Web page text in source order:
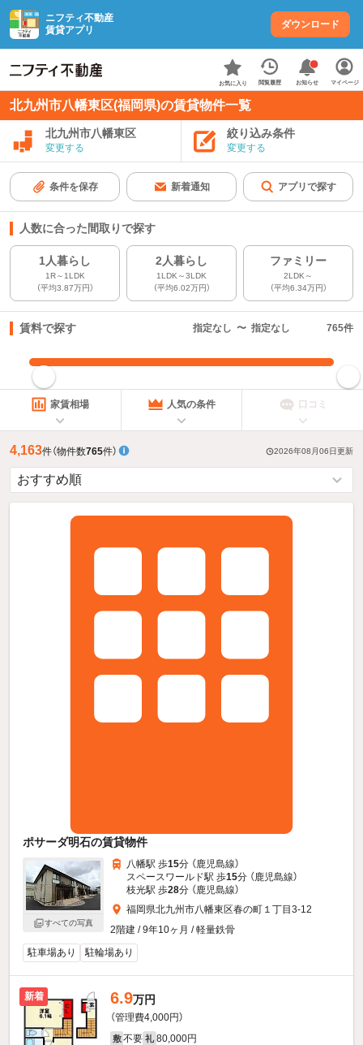
ニフティ不動産
賃貸アプリ
ダウンロード
お気に入り 閲覧履歴 お知らせ マイページ
北九州市八幡東区(福岡県)の賃貸物件一覧
北九州市八幡東区
変更する
絞り込み条件
変更する
条件を保存 新着通知 アプリで探す
人数に合った間取りで探す
1人暮らし
1R～1LDK
（平均3.87万円）
2人暮らし
1LDK～3LDK
（平均6.02万円）
ファミリー
2LDK～
（平均6.34万円）
賃料で探す 指定なし 〜 指定なし 765件
指定した賃料で絞り込む
家賃相場 人気の条件 口コミ
4,163件（物件数765件） 2026年08月06日更新
ポサーダ明石の賃貸物件
すべての写真
八幡駅 歩15分 （鹿児島線）
スペースワールド駅 歩15分 （鹿児島線）
枝光駅 歩28分 （鹿児島線）
福岡県北九州市八幡東区春の町１丁目3-12
2階建 / 9年10ヶ月 / 軽量鉄骨
駐車場あり
駐輪場あり
新着 6.9万円
（管理費4,000円）
敷 不要 礼 80,000円